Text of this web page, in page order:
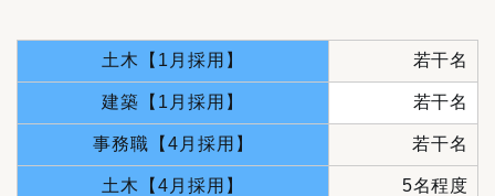
土木【1月採用】 若干名
建築【1月採用】 若干名
事務職【4月採用】 若干名
土木【4月採用】 5名程度